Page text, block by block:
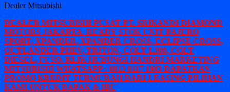
Dealer Mitsubishi
DEALER MITSUBISHI PUSAT PT. SRIKANDI DIAMOND
MOTORS JAKARTA. READY STOK UNIT PAJERO
SPORT, XPANDER, XPANDER CROSS, ECLIPSE CROSS,
OUTLANDER PHEV, TRITON, COLT L300, COLT
DIESEL, FUSO. KLIK HUBUNGI HANDRI MARKETING
MITSUBISHI WHATSAPP : 0812 8117 1983 DAPATKAN
PROMO KREDIT TERMURAH DARI LEASING PILIHAN
KAMI UNTUK BAPAK & IBU